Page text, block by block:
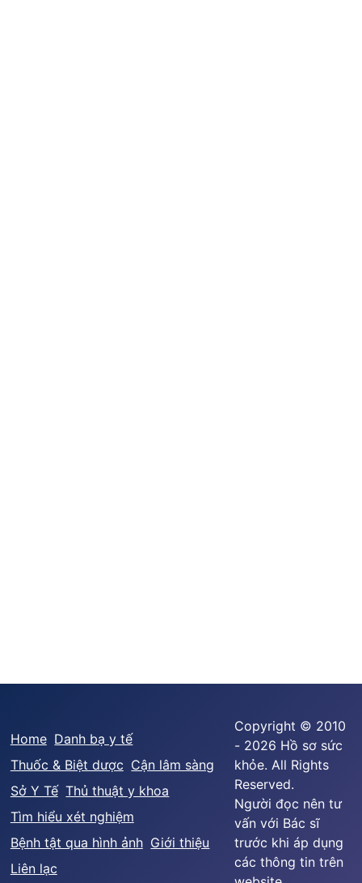
Home Danh bạ y tế
Thuốc & Biệt dược Cận lâm sàng
Sở Y Tế Thủ thuật y khoa
Tìm hiểu xét nghiệm
Bệnh tật qua hình ảnh Giới thiệu
Liên lạc
Copyright © 2010
- 2026 Hồ sơ sức
khỏe. All Rights
Reserved.
Người đọc nên tư
vấn với Bác sĩ
trước khi áp dụng
các thông tin trên